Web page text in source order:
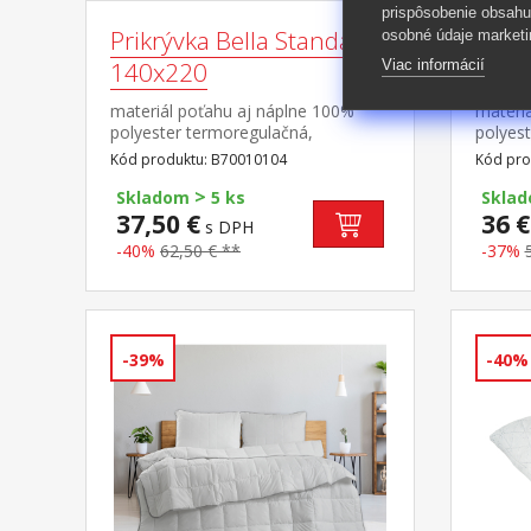
Prikrývka Bella Standard
140x220
materiál poťahu aj náplne 100%
polyester termoregulačná,
antibakteriálna, vhodná pre
alergikov elegantne prešitá prateľná
do 60 °C
Kód produktu: B70010104
Skladom > 5 ks
37,50 € s DPH
-40% 62,50 € **
Kód
36 €
-37%
-39% -40%
prispôsobenie
osobné údaje
Viac informácií